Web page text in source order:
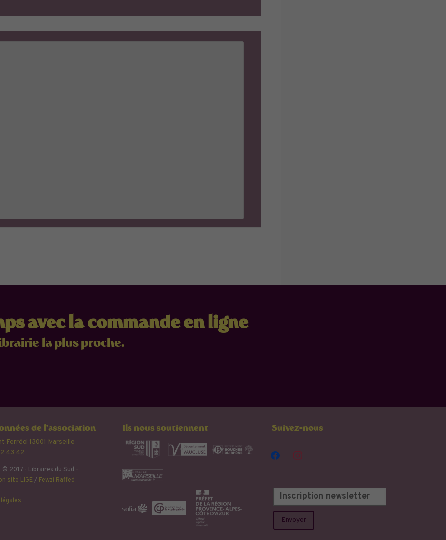
avec la commande en ligne
la plus proche.
de l'association
Ferréol 13001 Marseille
43 42
© 2017 - Libraires du Sud -
site LIGE / Fewzi Raffed
Ils nous soutiennent Suivez-nous
facebookinstagram